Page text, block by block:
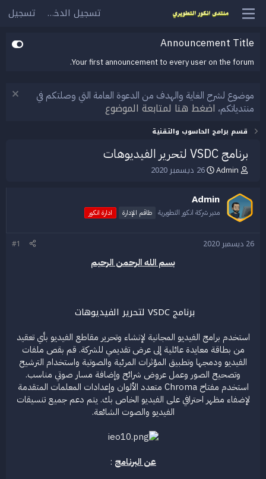
تسجيل الدخول تسجيل
Announcement Title
Your first announcement to every user on the forum.
موضوع لشرح الغاية والهدف من الدعوة العامة التي وصلتكم في
منتدياتكم، اضغط هنا لمتابعة الموضوع
قسم برامج الحاسوب والتقنية
برنامج VSDC لتحرير الفيديوهات
ب
د
ئ
ا
ل
و
Admin
ت
ي
خ
ب
26 ديسمبر 2020
Admin
مدير شركة انكور التطويرية طاقم الإدارة ادارة انكور
26 ديسمبر 2020
#1
بسم الله الرحمن الرحيم
برنامج VSDC لتحرير الفيديوهات
استخدم برامج الفيديو المجانية لإنشاء وتحرير مقاطع الفيديو بأي تعقيد
من بطاقة معايدة عائلية إلى عرض تقديمي للشركة. قم بقص ملفات
الفيديو ودمجها وتطبيق المؤثرات المرئية والصوتية واستخدام الترشيح
وتصحيح الصور وعمل عروض شرائح وإضافة مسار صوتي مناسب.
استخدم مفتاح Chroma متعدد الألوان وإعدادات المعلمات المتقدمة
لإضفاء مظهر احترافي على الفيديو الخاص بك. يتم دعم جميع تنسيقات
الفيديو والصوت الشائعة.
عن البرنامج :